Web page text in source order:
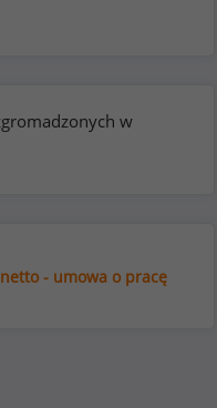
w
- umowa o pracę